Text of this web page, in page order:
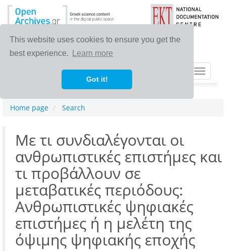
This website uses cookies to ensure you get the
best experience.
Learn more
Got it!
Toggle
Home page Search
Με τι συνδιαλέγονται οι
ανθρωπιστικές επιστήμες και
τι προβάλλουν σε
μεταβατικές περιόδους:
Ανθρωπιστικές ψηφιακές
επιστήμες ή η μελέτη της
όψιμης ψηφιακής εποχής